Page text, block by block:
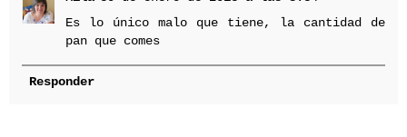
Es lo único malo que tiene, la cantidad de
pan que comes
Responder